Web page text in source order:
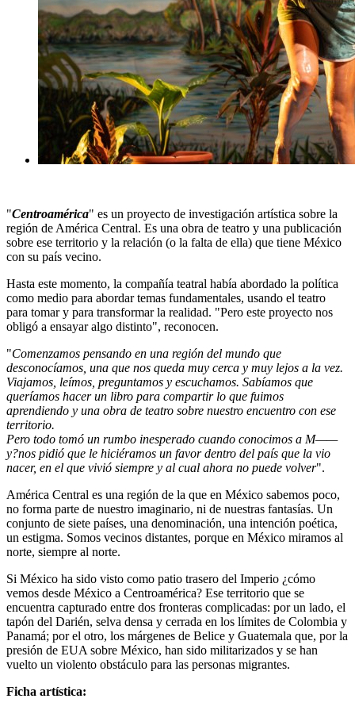
"Centroamérica" es un proyecto de investigación artística sobre la
región de América Central. Es una obra de teatro y una publicación
sobre ese territorio y la relación (o la falta de ella) que tiene México
con su país vecino.
Hasta este momento, la compañía teatral había abordado la política
como medio para abordar temas fundamentales, usando el teatro
para tomar y para transformar la realidad. "Pero este proyecto nos
obligó a ensayar algo distinto", reconocen.
"Comenzamos pensando en una región del mundo que
desconocíamos, una que nos queda muy cerca y muy lejos a la vez.
Viajamos, leímos, preguntamos y escuchamos. Sabíamos que
queríamos hacer un libro para compartir lo que fuimos
aprendiendo y una obra de teatro sobre nuestro encuentro con ese
territorio.
Pero todo tomó un rumbo inesperado cuando conocimos a M——
y?nos pidió que le hiciéramos un favor dentro del país que la vio
nacer, en el que vivió siempre y al cual ahora no puede volver".
América Central es una región de la que en México sabemos poco,
no forma parte de nuestro imaginario, ni de nuestras fantasías. Un
conjunto de siete países, una denominación, una intención poética,
un estigma. Somos vecinos distantes, porque en México miramos al
norte, siempre al norte.
Si México ha sido visto como patio trasero del Imperio ¿cómo
vemos desde México a Centroamérica? Ese territorio que se
encuentra capturado entre dos fronteras complicadas: por un lado, el
tapón del Darién, selva densa y cerrada en los límites de Colombia y
Panamá; por el otro, los márgenes de Belice y Guatemala que, por la
presión de EUA sobre México, han sido militarizados y se han
vuelto un violento obstáculo para las personas migrantes.
Ficha artística: